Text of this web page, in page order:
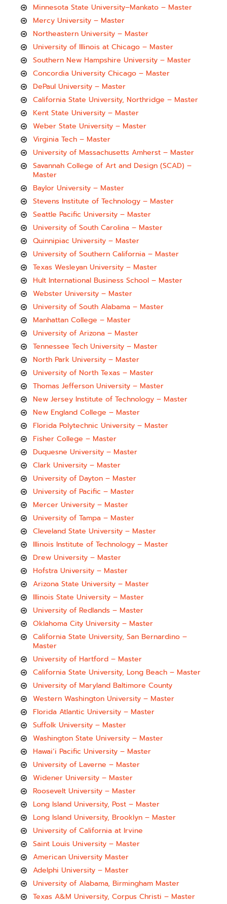
Minnesota State University–Mankato – Master
Mercy University – Master
Northeastern University – Master
University of Illinois at Chicago – Master
Southern New Hampshire University – Master
Concordia University Chicago – Master
DePaul University – Master
California State University, Northridge – Master
Kent State University – Master
Weber State University – Master
Virginia Tech – Master
University of Massachusetts Amherst – Master
Savannah College of Art and Design (SCAD) –
Master
Baylor University – Master
Stevens Institute of Technology – Master
Seattle Pacific University – Master
University of South Carolina – Master
Quinnipiac University – Master
University of Southern California – Master
Texas Wesleyan University – Master
Hult International Business School – Master
Webster University – Master
University of South Alabama – Master
Manhattan College – Master
University of Arizona – Master
Tennessee Tech University – Master
North Park University – Master
University of North Texas – Master
Thomas Jefferson University – Master
New Jersey Institute of Technology – Master
New England College – Master
Florida Polytechnic University – Master
Fisher College – Master
Duquesne University – Master
Clark University – Master
University of Dayton – Master
University of Pacific – Master
Mercer University – Master
University of Tampa – Master
Cleveland State University – Master
Illinois Institute of Technology – Master
Drew University – Master
Hofstra University – Master
Arizona State University – Master
Illinois State University – Master
University of Redlands – Master
Oklahoma City University – Master
California State University, San Bernardino –
Master
University of Hartford – Master
California State University, Long Beach – Master
University of Maryland Baltimore County
Western Washington University – Master
Florida Atlantic University – Master
Suffolk University – Master
Washington State University – Master
Hawai’i Pacific University – Master
University of Laverne – Master
Widener University – Master
Roosevelt University – Master
Long Island University, Post – Master
Long Island University, Brooklyn – Master
University of California at Irvine
Saint Louis University – Master
American University Master
Adelphi University – Master
University of Alabama, Birmingham Master
Texas A&M University, Corpus Christi – Master